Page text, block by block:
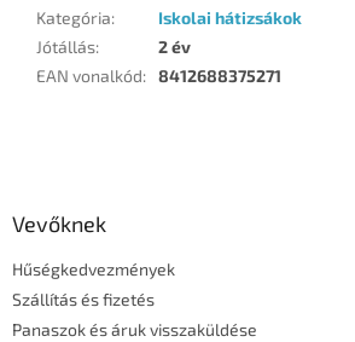
Kategória:
Iskolai hátizsákok
Jótállás:
2 év
EAN vonalkód: 8412688375271
Vevőknek
Hűségkedvezmények
Szállítás és fizetés
Panaszok és áruk visszaküldése